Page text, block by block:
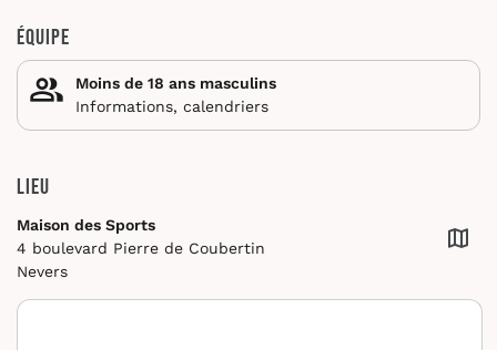
Équipe
Moins de 18 ans masculins
Informations, calendriers
Lieu
Maison des Sports
4 boulevard Pierre de Coubertin
Nevers